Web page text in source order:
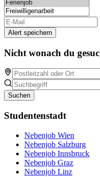
Alert speichern
Nicht wonach du
Suchen
Studentenstadt
Nebenjob Wien
Nebenjob Salzburg
Nebenjob Innsbruck
Nebenjob Graz
Nebenjob Linz